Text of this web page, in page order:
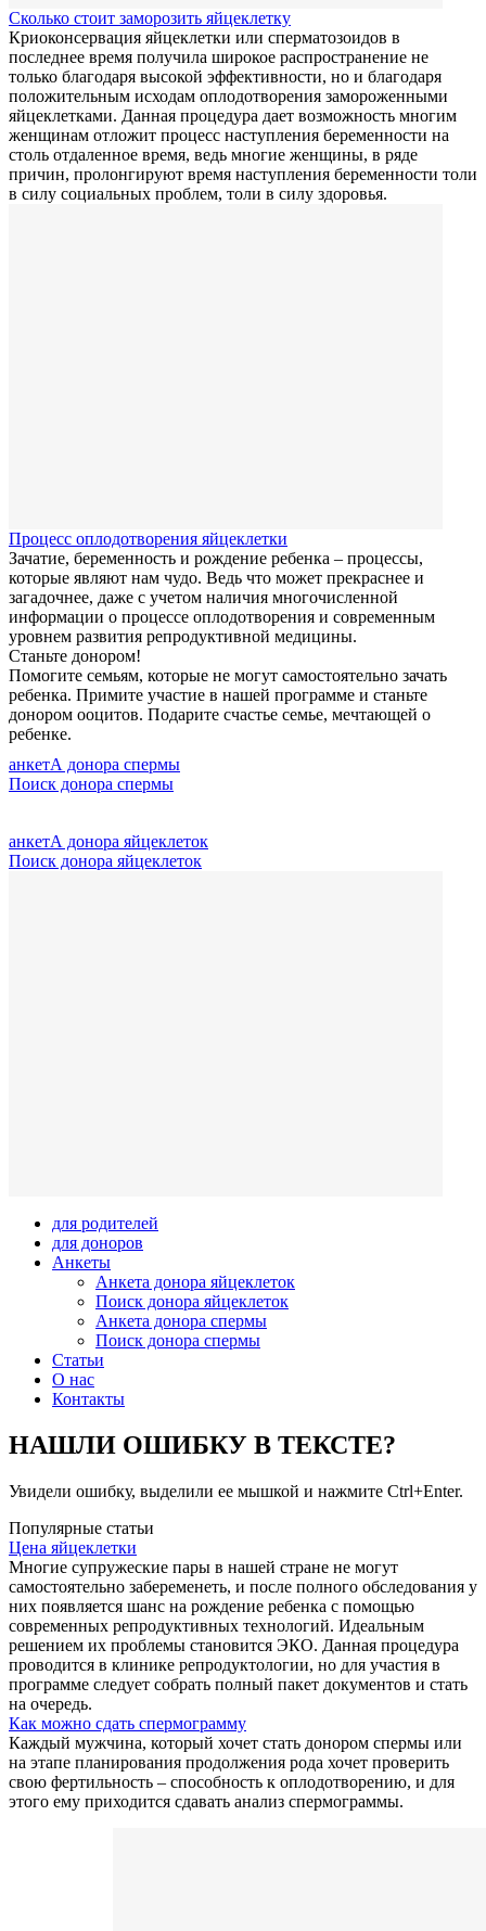
Сколько стоит заморозить яйцеклетку
Криоконсервация яйцеклетки или сперматозоидов в
последнее время получила широкое распространение не
только благодаря высокой эффективности, но и благодаря
положительным исходам оплодотворения замороженными
яйцеклетками. Данная процедура дает возможность многим
женщинам отложит процесс наступления беременности на
столь отдаленное время, ведь многие женщины, в ряде
причин, пролонгируют время наступления беременности толи
в силу социальных проблем, толи в силу здоровья.
Процесс оплодотворения яйцеклетки
Зачатие, беременность и рождение ребенка – процессы,
которые являют нам чудо. Ведь что может прекраснее и
загадочнее, даже с учетом наличия многочисленной
информации о процессе оплодотворения и современным
уровнем развития репродуктивной медицины.
Станьте донором!
Помогите семьям, которые не могут самостоятельно зачать
ребенка. Примите участие в нашей программе и станьте
донором ооцитов. Подарите счастье семье, мечтающей о
ребенке.
анкетА донора спермы
Поиск донора спермы
анкетА донора яйцеклеток
Поиск донора яйцеклеток
для родителей
для доноров
Анкеты
Анкета донора яйцеклеток
Поиск донора яйцеклеток
Анкета донора спермы
Поиск донора спермы
Статьи
О нас
Контакты
НАШЛИ ОШИБКУ В ТЕКСТЕ?
Увидели ошибку, выделили ее мышкой и нажмите Ctrl+Enter.
Популярные статьи
Цена яйцеклетки
Многие супружеские пары в нашей стране не могут
самостоятельно забеременеть, и после полного обследования у
них появляется шанс на рождение ребенка с помощью
современных репродуктивных технологий. Идеальным
решением их проблемы становится ЭКО. Данная процедура
проводится в клинике репродуктологии, но для участия в
программе следует собрать полный пакет документов и стать
на очередь.
Как можно сдать спермограмму
Каждый мужчина, который хочет стать донором спермы или
на этапе планирования продолжения рода хочет проверить
свою фертильность – способность к оплодотворению, и для
этого ему приходится сдавать анализ спермограммы.